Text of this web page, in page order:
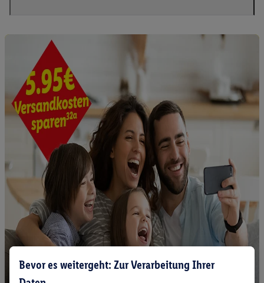
Bevor es weitergeht: Zur Verarbeitung Ihrer